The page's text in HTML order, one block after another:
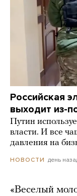
Российская
выходит из-
Путин
власти. И все
давления на
НОВОСТИ день
«Веселый